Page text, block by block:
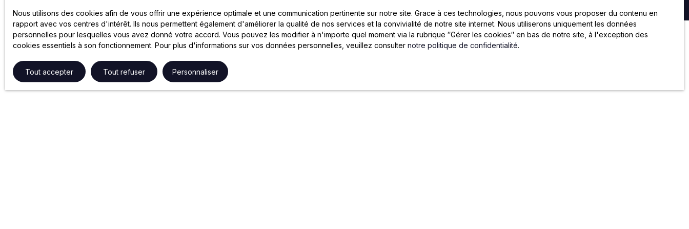
Nous utilisons des cookies afin de vous offrir une expérience optimale et une communication pertinente sur notre site. Grace à ces technologies, nous pouvons vous proposer du contenu en
rapport avec vos centres d'intérêt. Ils nous permettent également d'améliorer la qualité de nos services et la convivialité de notre site internet. Nous utiliserons uniquement les données
personnelles pour lesquelles vous avez donné votre accord. Vous pouvez les modifier à n'importe quel moment via la rubrique ″Gérer les cookies″ en bas de notre site, à l'exception des
cookies essentiels à son fonctionnement. Pour plus d'informations sur vos données personnelles, veuillez consulter notre politique de confidentialité.
Tout accepter Tout refuser Personnaliser